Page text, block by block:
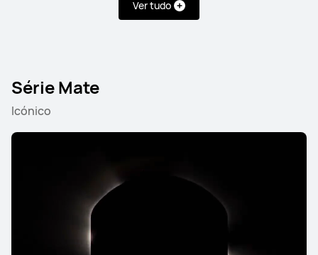
Ver tudo
Série Mate
Icónico